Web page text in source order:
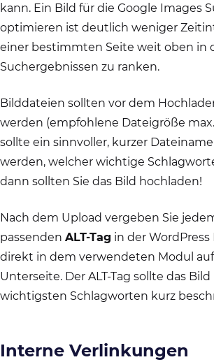
kann. Ein Bild für die Google Images
optimieren ist deutlich weniger
einer bestimmten Seite weit oben in
Suchergebnissen zu ranken.
Bilddateien sollten vor dem
werden (empfohlene Dateigröße
sollte ein sinnvoller, kurzer
werden, welcher wichtige
dann sollten Sie das Bild hochladen!
Nach dem Upload vergeben Sie
passenden ALT-Tag in der
direkt in dem verwendeten Modul
Unterseite. Der ALT-Tag sollte das
wichtigsten Schlagworten kurz
Interne Verlinkungen